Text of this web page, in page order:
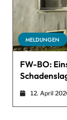
MELDUNGEN
FW-BO:
12. April